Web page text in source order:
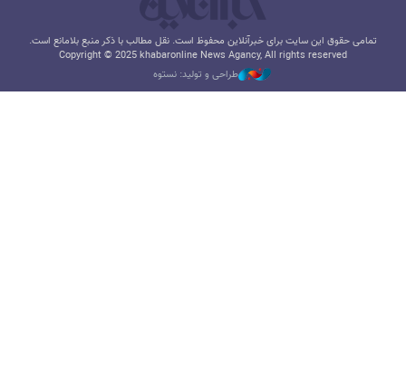
تمامی حقوق این سایت برای خبرآنلاین محفوظ است. نقل مطالب با ذکر منبع بلامانع است.
Copyright © 2025 khabaronline News Agancy, All rights reserved
طراحی و تولید: نستوه